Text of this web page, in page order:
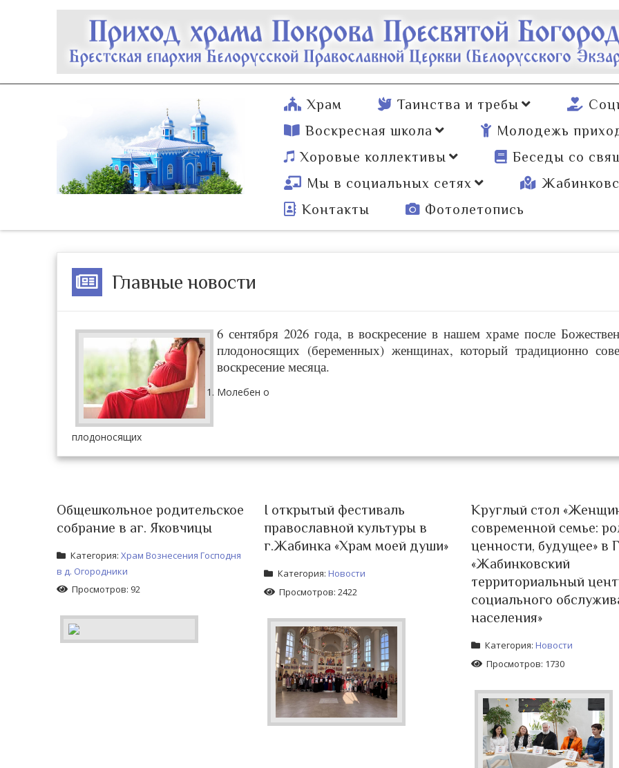
Храм Таинства и требы
Воскресная школа
Молодежь
Хоровые коллективы
Беседы со
Мы в социальных сетях
Контакты
Фотолетопись
Главные новости
6 сентября 2026 года, в воскресение в нашем храме после
плодоносящих (беременных) женщинах, который традиционно
воскресение месяца.
Молебен о
плодоносящих
Общешкольное родительское
собрание в аг. Яковчицы
Категория:Храм Вознесения Господня
в д. Огородники
Просмотров: 92
I открытый фестиваль
православной культуры в
г.Жабинка «Храм моей души»
Категория: Новости
Просмотров: 2422
Круглый стол
современной семье:
ценности, будущее» в
«Жабинковский
территориальный
социального
населения»
Категория: Новости
Просмотров: 1730